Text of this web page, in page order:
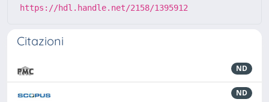
https://hdl.handle.net/2158/1395912
Citazioni
ND
ND